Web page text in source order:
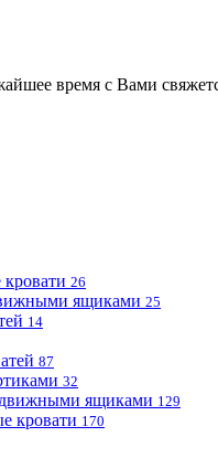
время с Вами
26
ящиками 25
14
87
32
ящиками 129
кровати 170